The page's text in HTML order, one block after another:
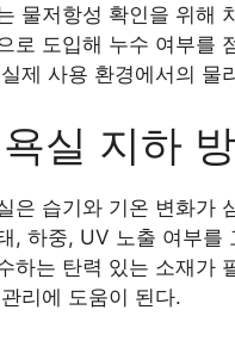
물저항성 확인을 위해
로 도입해 누수 여부를
제 사용 환경에서의 물
실 지하
은 습기와 기온 변화가
, 하중, UV 노출 여부를
하는 탄력 있는 소재가
리에 도움이 된다.